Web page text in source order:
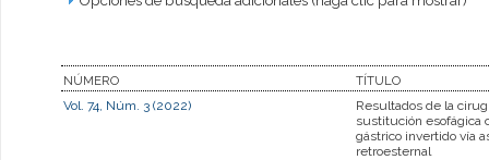
NÚMERO
TÍTULO
Vol. 74, Núm. 3 (2022)
Resultados de la
sustitución esofágica
gástrico invertido vía
retroesternal